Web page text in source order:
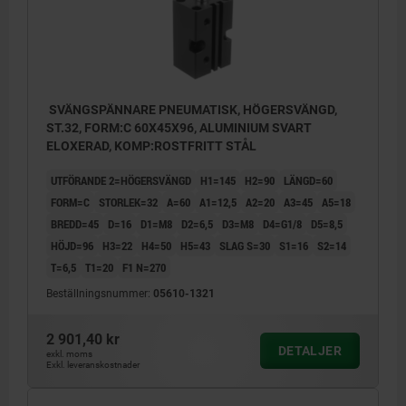
SVÄNGSPÄNNARE PNEUMATISK, HÖGERSVÄNGD,
ST.32, FORM:C 60X45X96, ALUMINIUM SVART
ELOXERAD, KOMP:ROSTFRITT STÅL
UTFÖRANDE 2=HÖGERSVÄNGD H1=145 H2=90
LÄNGD=60
FORM=C
STORLEK=32 A=60 A1=12,5 A2=20 A3=45 A5=18
BREDD=45
D=16 D1=M8 D2=6,5 D3=M8 D4=G1/8
D5=8,5
HÖJD=96
H3=22 H4=50 H5=43 SLAG S=30 S1=16
S2=14
T=6,5 T1=20 F1 N=270
Beställningsnummer: 05610-1321
2 901,40 kr
exkl. moms
Exkl. leveranskostnader
DETALJER